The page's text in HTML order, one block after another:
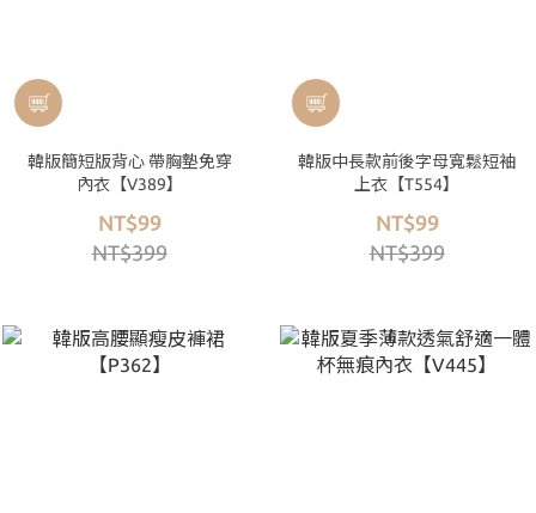
韓版簡短版背心 帶胸墊免穿
內衣【V389】
NT$99
NT$399
韓版中長款前後字母寬鬆短袖
上衣【T554】
NT$99
NT$399